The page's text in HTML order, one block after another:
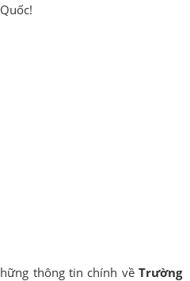
thông tin chính về Trường